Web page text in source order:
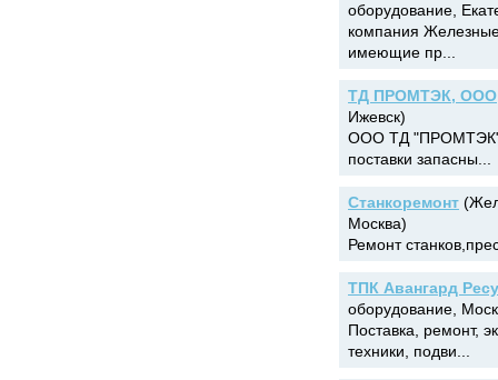
оборудование,
компания
имеющие пр...
ТД ПРОМТЭК, ООО
Ижевск)
ООО ТД "ПРОМТЭК"
поставки запасны...
Станкоремонт
Москва)
Ремонт
ТПК Авангард
оборудование,
Поставка, ремонт,
техники, подви...